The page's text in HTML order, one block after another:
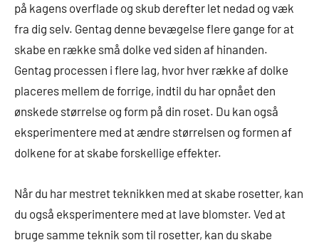
på kagens overflade og skub derefter let nedad og væk
fra dig selv. Gentag denne bevægelse flere gange for at
skabe en række små dolke ved siden af hinanden.
Gentag processen i flere lag, hvor hver række af dolke
placeres mellem de forrige, indtil du har opnået den
ønskede størrelse og form på din roset. Du kan også
eksperimentere med at ændre størrelsen og formen af
dolkene for at skabe forskellige effekter.
Når du har mestret teknikken med at skabe rosetter, kan
du også eksperimentere med at lave blomster. Ved at
bruge samme teknik som til rosetter, kan du skabe